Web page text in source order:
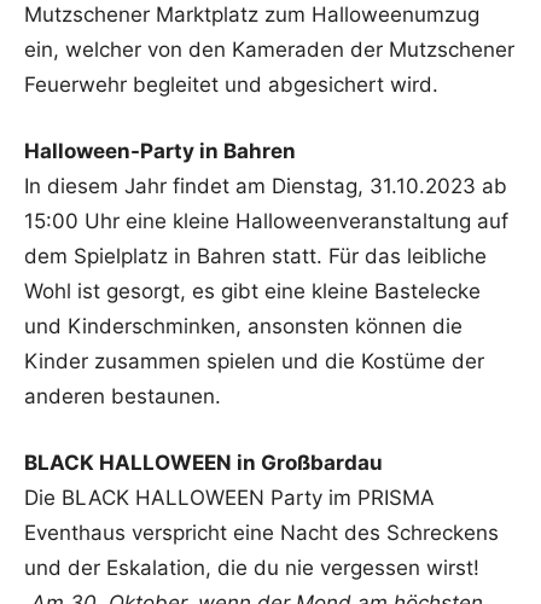
Mutzschener Marktplatz zum Halloweenumzug
ein, welcher von den Kameraden der Mutzschener
Feuerwehr begleitet und abgesichert wird.
Halloween-Party in Bahren
In diesem Jahr findet am Dienstag, 31.10.2023 ab
15:00 Uhr eine kleine Halloweenveranstaltung auf
dem Spielplatz in Bahren statt. Für das leibliche
Wohl ist gesorgt, es gibt eine kleine Bastelecke
und Kinderschminken, ansonsten können die
Kinder zusammen spielen und die Kostüme der
anderen bestaunen.
BLACK HALLOWEEN in Großbardau
Die BLACK HALLOWEEN Party im PRISMA
Eventhaus verspricht eine Nacht des Schreckens
und der Eskalation, die du nie vergessen wirst!